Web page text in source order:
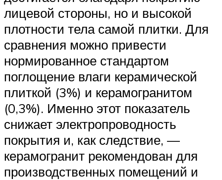
лицевой стороны, но и высокой
плотности тела самой плитки. Для
сравнения можно привести
нормированное стандартом
поглощение влаги керамической
плиткой (3%) и керамогранитом
(0,3%). Именно этот показатель
снижает электропроводность
покрытия и, как следствие, —
керамогранит рекомендован для
производственных помещений и